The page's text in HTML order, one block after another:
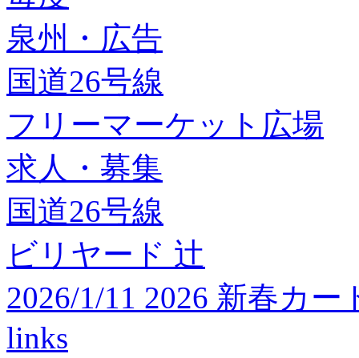
泉州・広告
国道26号線
フリーマーケット広場
求人・募集
国道26号線
ビリヤード 辻
2026/1/11 2026 新春カ
links